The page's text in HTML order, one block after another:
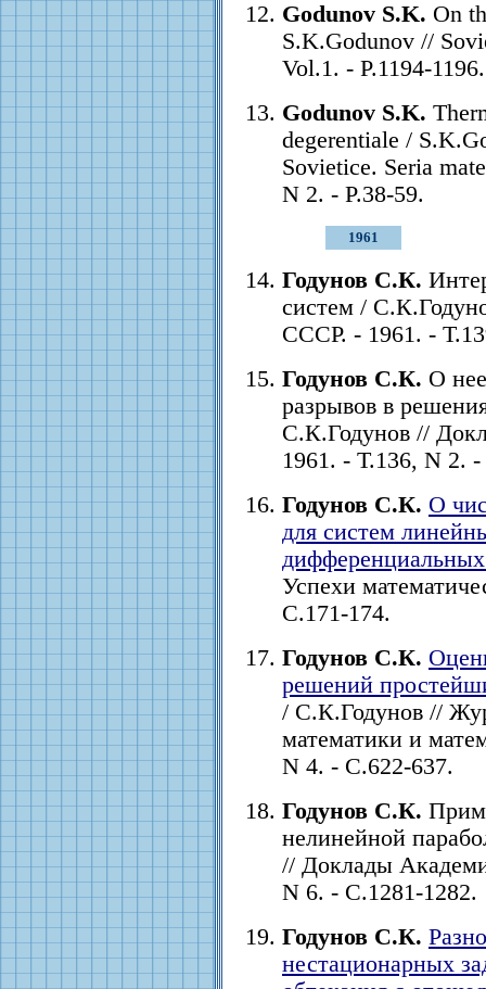
Godunov S.K. On
S.K.Godunov //
Vol.1. - P.1194-1196.
Godunov S.K.
degerentiale /
Sovietice. Seria
N 2. - P.38-59.
1961
Годунов С.К.
систем /
СССР. - 1961. -
Годунов С.К. О
разрывов в
С.К.Годунов //
1961. - Т.136, N 2.
Годунов С.К. О
для систем
Успехи
С.171-174.
Годунов С.К.
решений
/ С.К.Годунов //
математики и
N 4. - С.622-637.
Годунов С.К.
нелинейной
// Доклады
N 6. - С.1281-1282.
Годунов С.К.
нестационарных